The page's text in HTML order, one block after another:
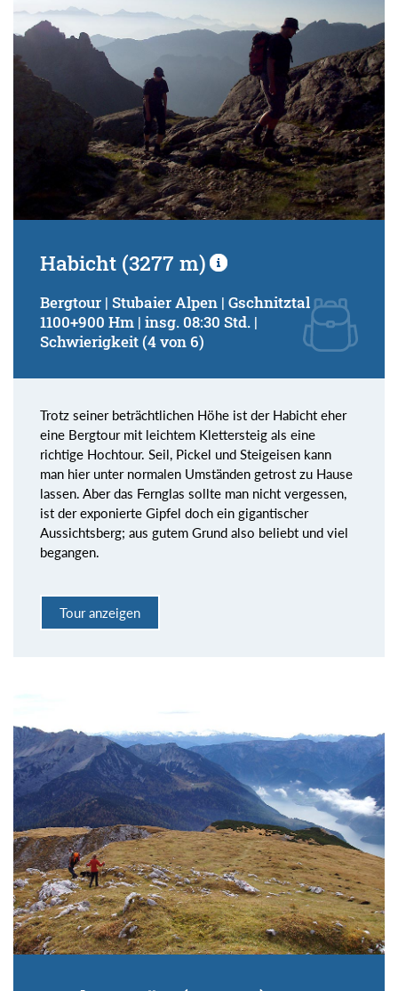
Habicht (3277 m)
Bergtour | Stubaier Alpen | Gschnitztal
1100+900 Hm | insg. 08:30 Std. |
Schwierigkeit (4 von 6)
Trotz seiner beträchtlichen Höhe ist der Habicht eher
eine Bergtour mit leichtem Klettersteig als eine
richtige Hochtour. Seil, Pickel und Steigeisen kann
man hier unter normalen Umständen getrost zu Hause
lassen. Aber das Fernglas sollte man nicht vergessen,
ist der exponierte Gipfel doch ein gigantischer
Aussichtsberg; aus gutem Grund also beliebt und viel
begangen.
Tour anzeigen